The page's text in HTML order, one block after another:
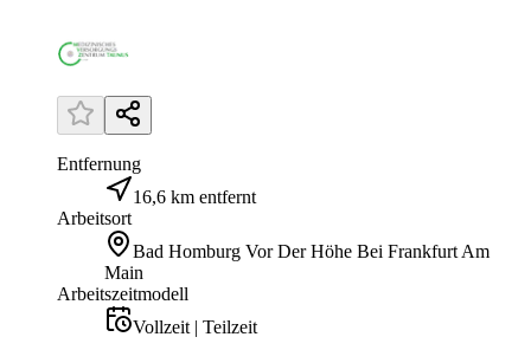
Entfernung
16,6 km entfernt
Arbeitsort
Bad Homburg Vor Der Höhe Bei Frankfurt Am
Main
Arbeitszeitmodell
Vollzeit | Teilzeit